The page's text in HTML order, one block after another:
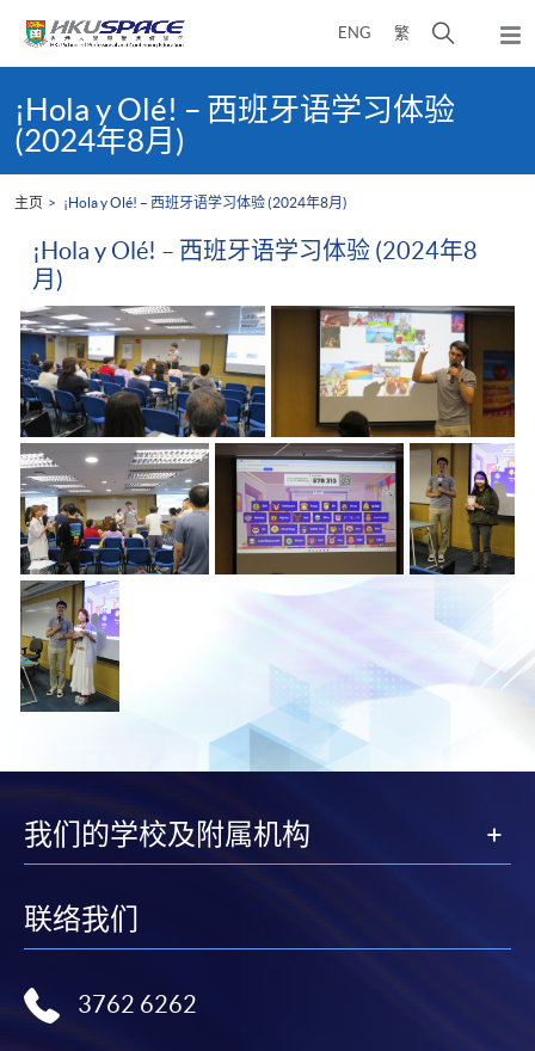
ENG 繁
开
寻
面
弹
出
content
start¡Hola y Olé! – 西班牙语学习体验
(2024年8月)
主页 ¡Hola y Olé! – 西班牙语学习体验 (2024年8月)
¡Hola y Olé! – 西班牙语学习体验 (2024年8
月)
我们的学校及附属机构
联络我们
3762 6262